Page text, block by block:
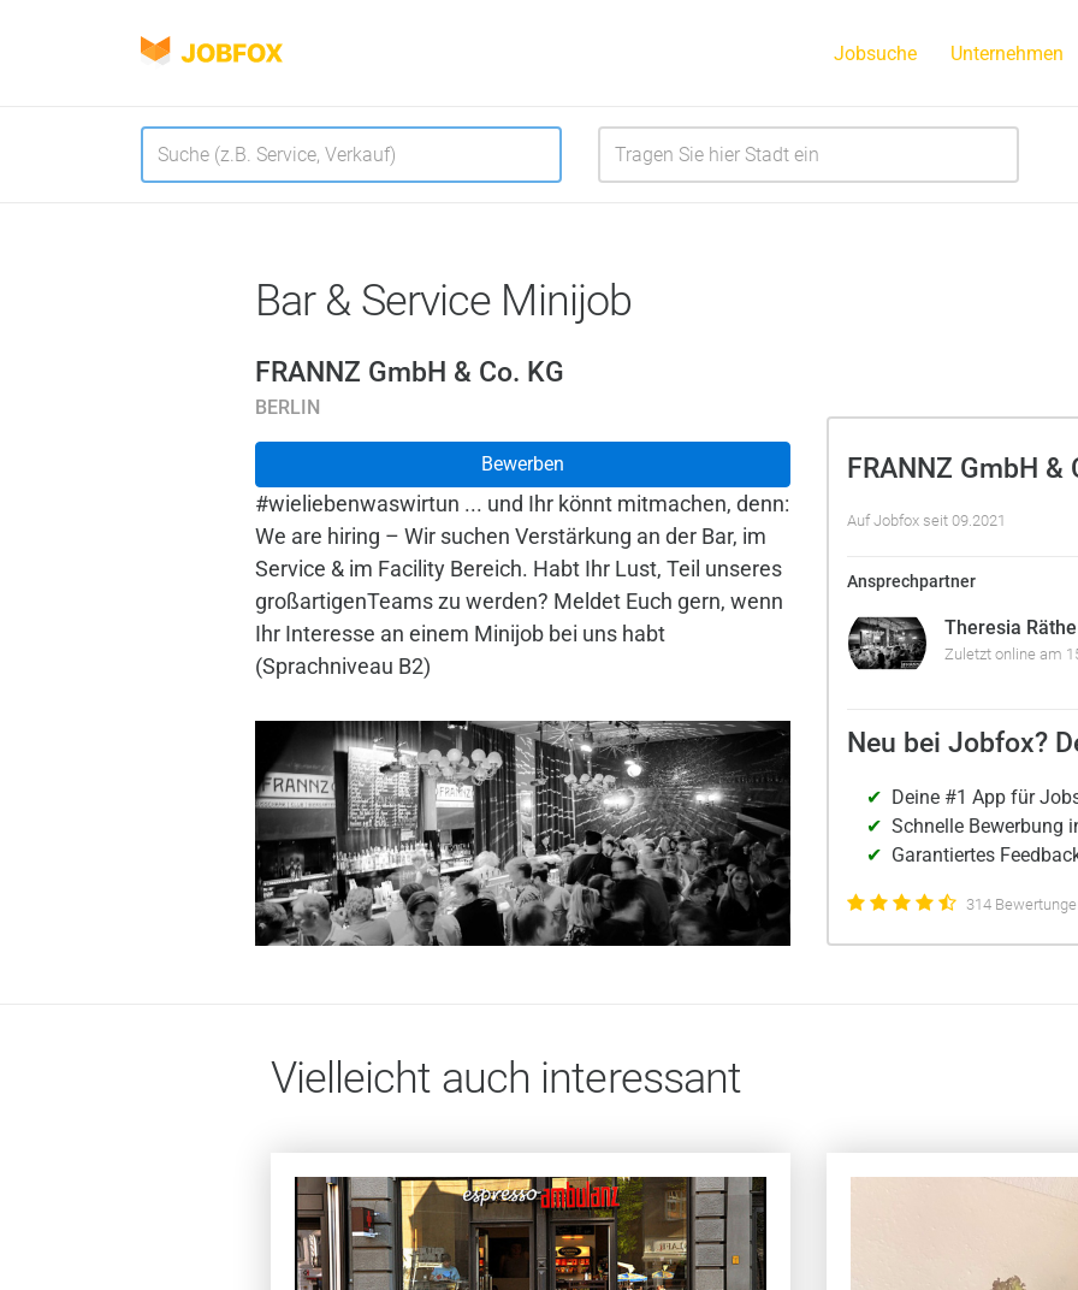
JOBFOX Navigation
Sprache Jobsuche Unternehmen
Bar & Service Minijob
FRANNZ GmbH & Co. KG
BERLIN
Bewerben
#wieliebenwaswirtun ... und Ihr könnt mitmachen, denn:
We are hiring – Wir suchen Verstärkung an der Bar, im
Service & im Facility Bereich. Habt Ihr Lust, Teil unseres
großartigenTeams zu werden? Meldet Euch gern, wenn
Ihr Interesse an einem Minijob bei uns habt
(Sprachniveau B2)
FRANNZ GmbH &
Auf Jobfox seit 09.2021
Ansprechpartner
Theresia
Zuletzt online am
Neu bei Jobfox?
Deine #1 App für
Schnelle Bewerbung
Garantiertes
314
Vielleicht auch interessant